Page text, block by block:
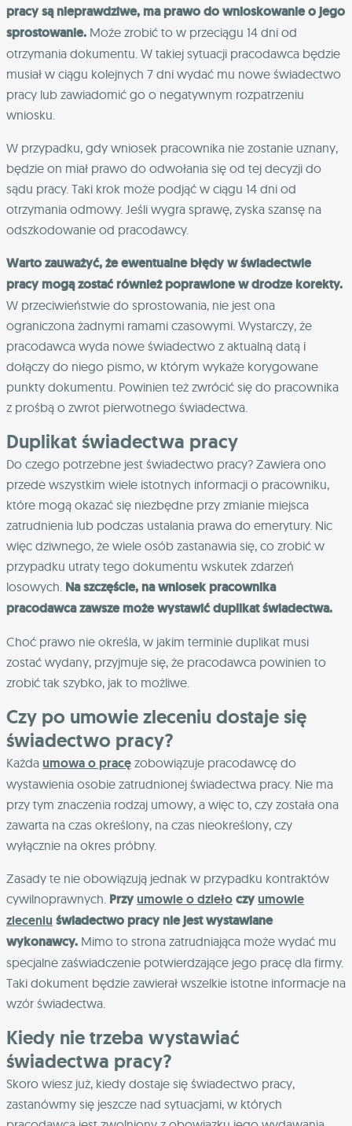
pracy są nieprawdziwe, ma prawo do wnioskowanie o jego
sprostowanie. Może zrobić to w przeciągu 14 dni od
otrzymania dokumentu. W takiej sytuacji pracodawca będzie
musiał w ciągu kolejnych 7 dni wydać mu nowe świadectwo
pracy lub zawiadomić go o negatywnym rozpatrzeniu
wniosku.
W przypadku, gdy wniosek pracownika nie zostanie uznany,
będzie on miał prawo do odwołania się od tej decyzji do
sądu pracy. Taki krok może podjąć w ciągu 14 dni od
otrzymania odmowy. Jeśli wygra sprawę, zyska szansę na
odszkodowanie od pracodawcy.
Warto zauważyć, że ewentualne błędy w świadectwie
pracy mogą zostać również poprawione w drodze korekty.
W przeciwieństwie do sprostowania, nie jest ona
ograniczona żadnymi ramami czasowymi. Wystarczy, że
pracodawca wyda nowe świadectwo z aktualną datą i
dołączy do niego pismo, w którym wykaże korygowane
punkty dokumentu. Powinien też zwrócić się do pracownika
z prośbą o zwrot pierwotnego świadectwa.
Duplikat świadectwa pracy
Do czego potrzebne jest świadectwo pracy? Zawiera ono
przede wszystkim wiele istotnych informacji o pracowniku,
które mogą okazać się niezbędne przy zmianie miejsca
zatrudnienia lub podczas ustalania prawa do emerytury. Nic
więc dziwnego, że wiele osób zastanawia się, co zrobić w
przypadku utraty tego dokumentu wskutek zdarzeń
losowych. Na szczęście, na wniosek pracownika
pracodawca zawsze może wystawić duplikat świadectwa.
Choć prawo nie określa, w jakim terminie duplikat musi
zostać wydany, przyjmuje się, że pracodawca powinien to
zrobić tak szybko, jak to możliwe.
Czy po umowie zleceniu dostaje się
świadectwo pracy?
Każda umowa o pracę zobowiązuje pracodawcę do
wystawienia osobie zatrudnionej świadectwa pracy. Nie ma
przy tym znaczenia rodzaj umowy, a więc to, czy została ona
zawarta na czas określony, na czas nieokreślony, czy
wyłącznie na okres próbny.
Zasady te nie obowiązują jednak w przypadku kontraktów
cywilnoprawnych. Przyumowie o dziełoczyumowie
zleceniu świadectwo pracy nie jest wystawiane
wykonawcy. Mimo to strona zatrudniająca może wydać mu
specjalne zaświadczenie potwierdzające jego pracę dla firmy.
Taki dokument będzie zawierał wszelkie istotne informacje na
wzór świadectwa.
Kiedy nie trzeba wystawiać
świadectwa pracy?
Skoro wiesz już, kiedy dostaje się świadectwo pracy,
zastanówmy się jeszcze nad sytuacjami, w których